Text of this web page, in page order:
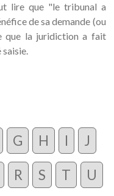
lire que "le tribunal a
de sa demande (ou
que la juridiction a fait
G H I J
R S T U